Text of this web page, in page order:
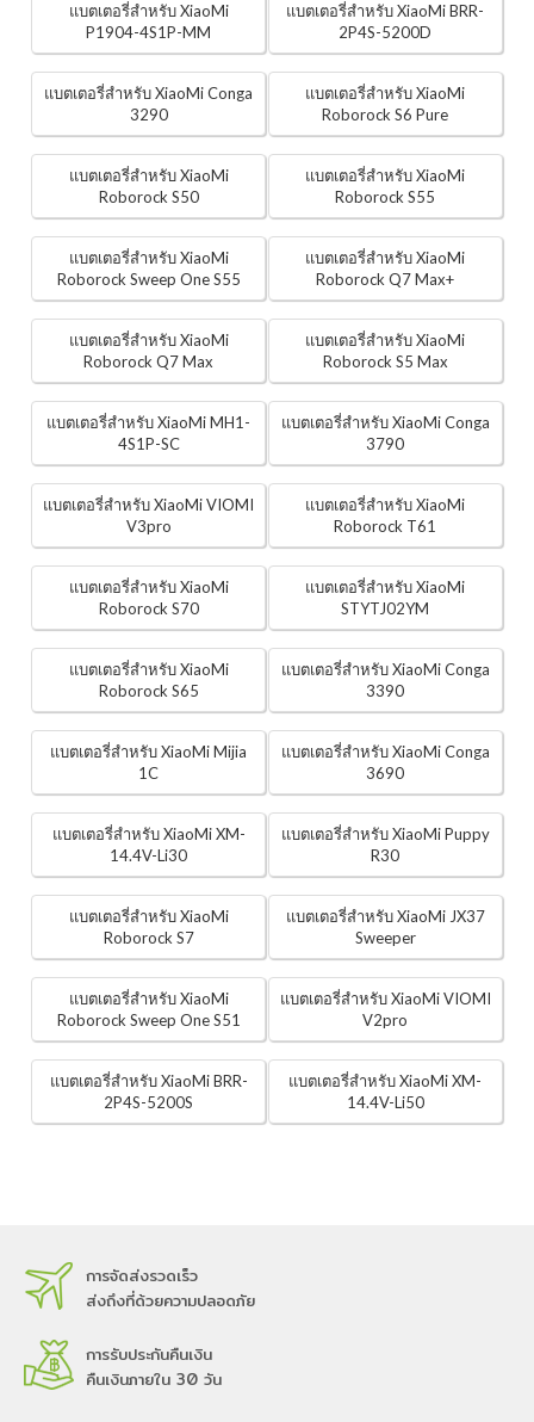
แบตเตอรี่สำหรับ XiaoMi
P1904-4S1P-MM
แบตเตอรี่สำหรับ XiaoMi BRR-
2P4S-5200D
แบตเตอรี่สำหรับ XiaoMi Conga
3290
แบตเตอรี่สำหรับ XiaoMi
Roborock S6 Pure
แบตเตอรี่สำหรับ XiaoMi
Roborock S50
แบตเตอรี่สำหรับ XiaoMi
Roborock S55
แบตเตอรี่สำหรับ XiaoMi
Roborock Sweep One S55
แบตเตอรี่สำหรับ XiaoMi
Roborock Q7 Max+
แบตเตอรี่สำหรับ XiaoMi
Roborock Q7 Max
แบตเตอรี่สำหรับ XiaoMi
Roborock S5 Max
แบตเตอรี่สำหรับ XiaoMi MH1-
4S1P-SC
แบตเตอรี่สำหรับ XiaoMi Conga
3790
แบตเตอรี่สำหรับ XiaoMi VIOMI
V3pro
แบตเตอรี่สำหรับ XiaoMi
Roborock T61
แบตเตอรี่สำหรับ XiaoMi
Roborock S70
แบตเตอรี่สำหรับ XiaoMi
STYTJ02YM
แบตเตอรี่สำหรับ XiaoMi
Roborock S65
แบตเตอรี่สำหรับ XiaoMi Conga
3390
แบตเตอรี่สำหรับ XiaoMi Mijia
1C
แบตเตอรี่สำหรับ XiaoMi Conga
3690
แบตเตอรี่สำหรับ XiaoMi XM-
14.4V-Li30
แบตเตอรี่สำหรับ XiaoMi Puppy
R30
แบตเตอรี่สำหรับ XiaoMi
Roborock S7
แบตเตอรี่สำหรับ XiaoMi JX37
Sweeper
แบตเตอรี่สำหรับ XiaoMi
Roborock Sweep One S51
แบตเตอรี่สำหรับ XiaoMi VIOMI
V2pro
แบตเตอรี่สำหรับ XiaoMi BRR-
2P4S-5200S
แบตเตอรี่สำหรับ XiaoMi XM-
14.4V-Li50
การจัดส่งรวดเร็ว
ส่งถึงที่ด้วยความปลอดภัย
การรับประกันคืนเงิน
คืนเงินภายใน 30 วัน